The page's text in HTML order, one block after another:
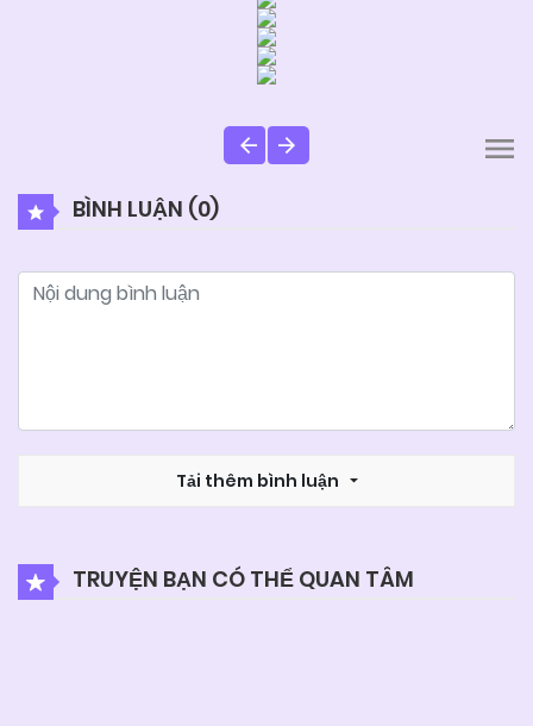
BÌNH LUẬN (0)
Tải thêm bình luận
TRUYỆN BẠN CÓ THỂ QUAN TÂM